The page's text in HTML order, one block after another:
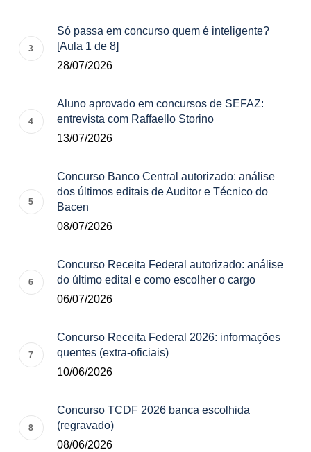
Só passa em concurso quem é inteligente?
[Aula 1 de 8]
28/07/2026
Aluno aprovado em concursos de SEFAZ:
entrevista com Raffaello Storino
13/07/2026
Concurso Banco Central autorizado: análise
dos últimos editais de Auditor e Técnico do
Bacen
08/07/2026
Concurso Receita Federal autorizado: análise
do último edital e como escolher o cargo
06/07/2026
Concurso Receita Federal 2026: informações
quentes (extra-oficiais)
10/06/2026
Concurso TCDF 2026 banca escolhida
(regravado)
08/06/2026